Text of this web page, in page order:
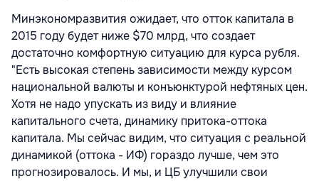
Минэкономразвития ожидает, что отток капитала в
2015 году будет ниже $70 млрд, что создает
достаточно комфортную ситуацию для курса рубля.
"Есть высокая степень зависимости между курсом
национальной валюты и конъюнктурой нефтяных цен.
Хотя не надо упускать из виду и влияние
капитального счета, динамику притока-оттока
капитала. Мы сейчас видим, что ситуация с реальной
динамикой (оттока - ИФ) гораздо лучше, чем это
прогнозировалось. И мы, и ЦБ улучшили свои